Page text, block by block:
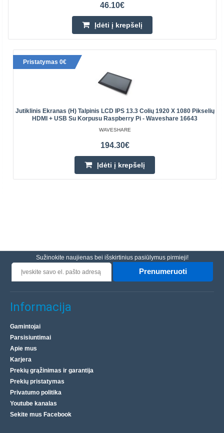
46.10€
Įdėti į krepšelį
Pristatymas 0€
Jutiklinis Ekranas (H) Talpinis LCD IPS 13.3 Colių 1920 X 1080 Pikselių
HDMI + USB Su Korpusu Raspberry Pi - Waveshare 16643
WAVESHARE
194.30€
Įdėti į krepšelį
Sužinokite naujienas bei išskirtinius pasiūlymus pirmieji!
Prenumeruoti
Informacija
Gamintojai
Parsisiuntimai
Apie mus
Karjera
Prekių grąžinimas ir garantija
Prekių pristatymas
Privatumo politika
Youtube kanalas
Sekite mus Facebook